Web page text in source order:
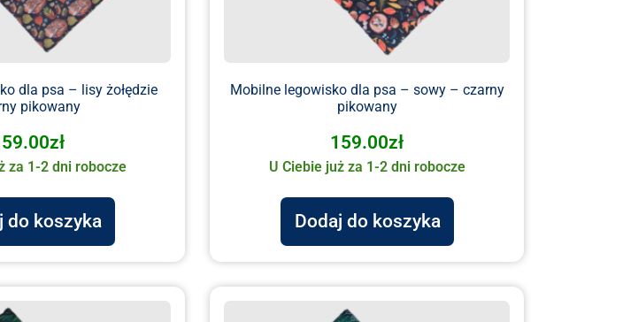
dla psa – lisy żołędzie
pikowany
zł
za 1-2 dni robocze
do koszyka
Mobilne legowisko dla psa – sowy – czarny
pikowany
159.00zł
U Ciebie już za 1-2 dni robocze
Dodaj do koszyka